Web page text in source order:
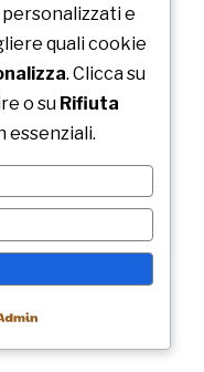
e
quali cookie
. Clicca su
o su Rifiuta
essenziali.